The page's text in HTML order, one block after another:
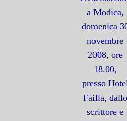
a Modica,
domenica
novembre
2008, ore
18.00,
presso
Failla, dallo
scrittore e